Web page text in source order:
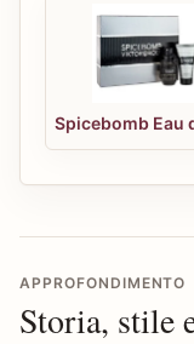
APPROFONDIMENTO
Storia, stile